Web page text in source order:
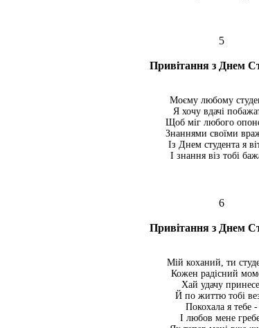
5
Привітання з Днем
Моєму любому
Я хочу вдачі
Щоб міг любого
Знаннями своїми
Із Днем студента я
І знання віз тобі
6
Привітання з Днем
Мій коханий, ти
Кожен радісний
Хай удачу
Й по життю тобі
Покохала я тебе -
І любов мене